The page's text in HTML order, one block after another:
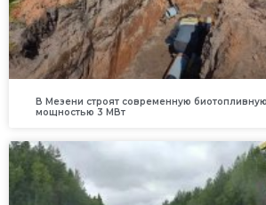
В Мезени строят современную
мощностью 3 МВт